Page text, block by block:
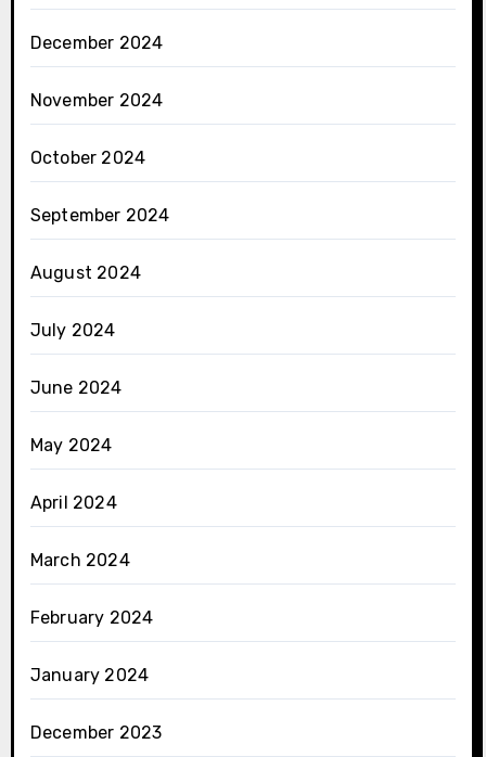
December 2024
November 2024
October 2024
September 2024
August 2024
July 2024
June 2024
May 2024
April 2024
March 2024
February 2024
January 2024
December 2023